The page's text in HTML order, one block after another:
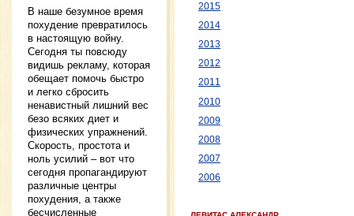
В наше безумное время
похудение превратилось
в настоящую войну.
Сегодня ты повсюду
видишь рекламу, которая
обещает помочь быстро
и легко сбросить
ненавистный лишний вес
безо всяких диет и
физических упражнений.
Скорость, простота и
ноль усилий – вот что
сегодня пропагандируют
различные центры
похудения, а также
бесчисленные
2015
2014
2013
2012
2011
2010
2009
2008
2007
2006